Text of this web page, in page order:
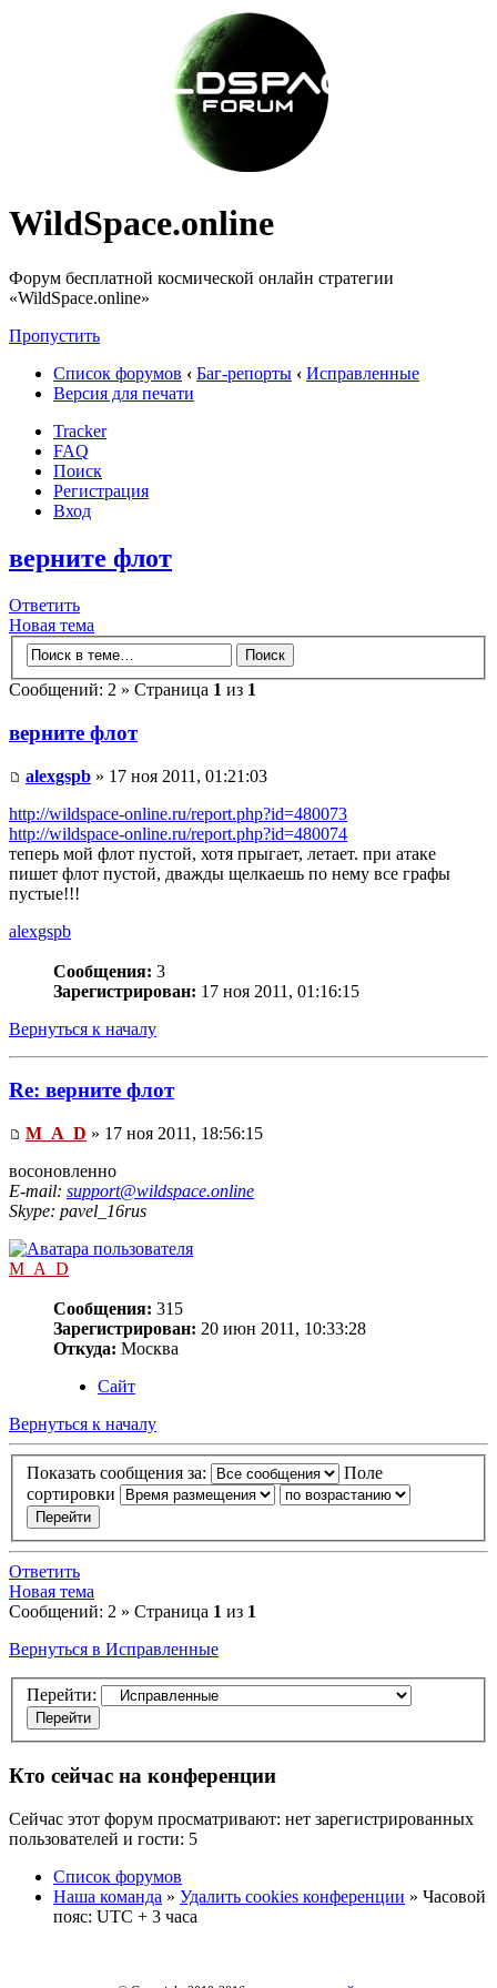
WildSpace.online
Форум бесплатной космической онлайн стратегии
«WildSpace.online»
Пропустить
Список форумов ‹ Баг-репорты ‹ Исправленные
Версия для печати
Tracker
FAQ
Поиск
Регистрация
Вход
верните флот
Ответить
Новая тема
Сообщений: 2 » Страница 1 из 1
верните флот
alexgspb » 17 ноя 2011, 01:21:03
http://wildspace-online.ru/report.php?id=480073
http://wildspace-online.ru/report.php?id=480074
теперь мой флот пустой, хотя прыгает, летает. при атаке
пишет флот пустой, дважды щелкаешь по нему все графы
пустые!!!
alexgspb
Сообщения: 3
Зарегистрирован: 17 ноя 2011, 01:16:15
Вернуться к началу
Re: верните флот
M_A_D » 17 ноя 2011, 18:56:15
восоновленно
E-mail: support@wildspace.online
Skype: pavel_16rus
M_A_D
Сообщения: 315
Зарегистрирован: 20 июн 2011, 10:33:28
Откуда: Москва
Сайт
Вернуться к началу
Показать сообщения за:
Поле
сортировки
Ответить
Новая тема
Сообщений: 2 » Страница 1 из 1
Вернуться в Исправленные
Перейти:
Кто сейчас на конференции
Сейчас этот форум просматривают: нет зарегистрированных
пользователей и гости: 5
Список форумов
Наша команда » Удалить cookies конференции » Часовой
пояс: UTC + 3 часа